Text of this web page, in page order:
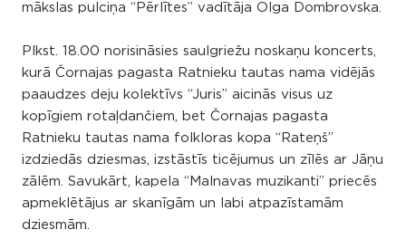
mākslas pulciņa “Pērlītes” vadītāja Olga Dombrovska.
Plkst. 18.00 norisināsies saulgriežu noskaņu koncerts,
kurā Čornajas pagasta Ratnieku tautas nama vidējās
paaudzes deju kolektīvs “Juris” aicinās visus uz
kopīgiem rotaļdančiem, bet Čornajas pagasta
Ratnieku tautas nama folkloras kopa “Rateņš”
izdziedās dziesmas, izstāstīs ticējumus un zīlēs ar Jāņu
zālēm. Savukārt, kapela “Malnavas muzikanti” priecēs
apmeklētājus ar skanīgām un labi atpazīstamām
dziesmām.